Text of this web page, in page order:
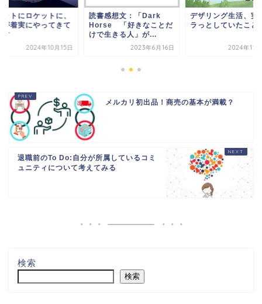
ットにロケットに、
が着実にやってきて
す
2024年10月15日
読書感想文：「Dark
Horse 「好きなことだ
けで生きる人」が...
2023年6月16日
デザリング生活、実
ラっとしていたこと
2024年11
メルカリ初出品！商売の基本が満載？
退職前のTo Do:自分が所属しているコミ
ュニティについて考えてみる
検索
検索